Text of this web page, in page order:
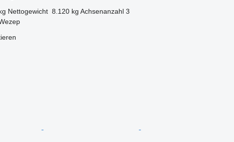
Nettogewicht 8.120 kg Achsenanzahl 3